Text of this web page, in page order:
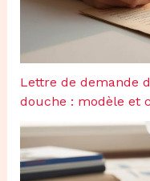
Lettre de demande
douche : modèle et